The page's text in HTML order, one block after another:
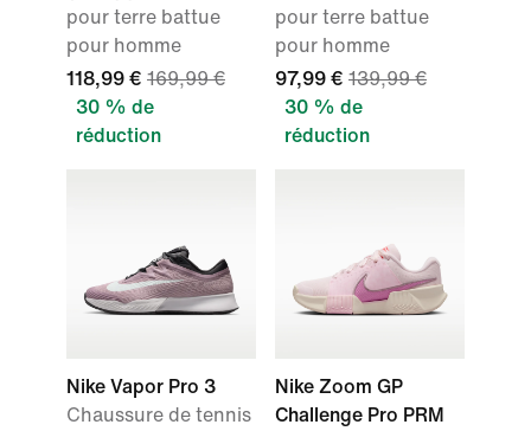
pour terre battue
pour homme
118,99 € 169,99 €
30 % de
réduction
pour terre battue
pour homme
97,99 € 139,99 €
30 % de
réduction
Nike Vapor Pro 3
Chaussure de tennis
Nike Zoom GP
Challenge Pro PRM